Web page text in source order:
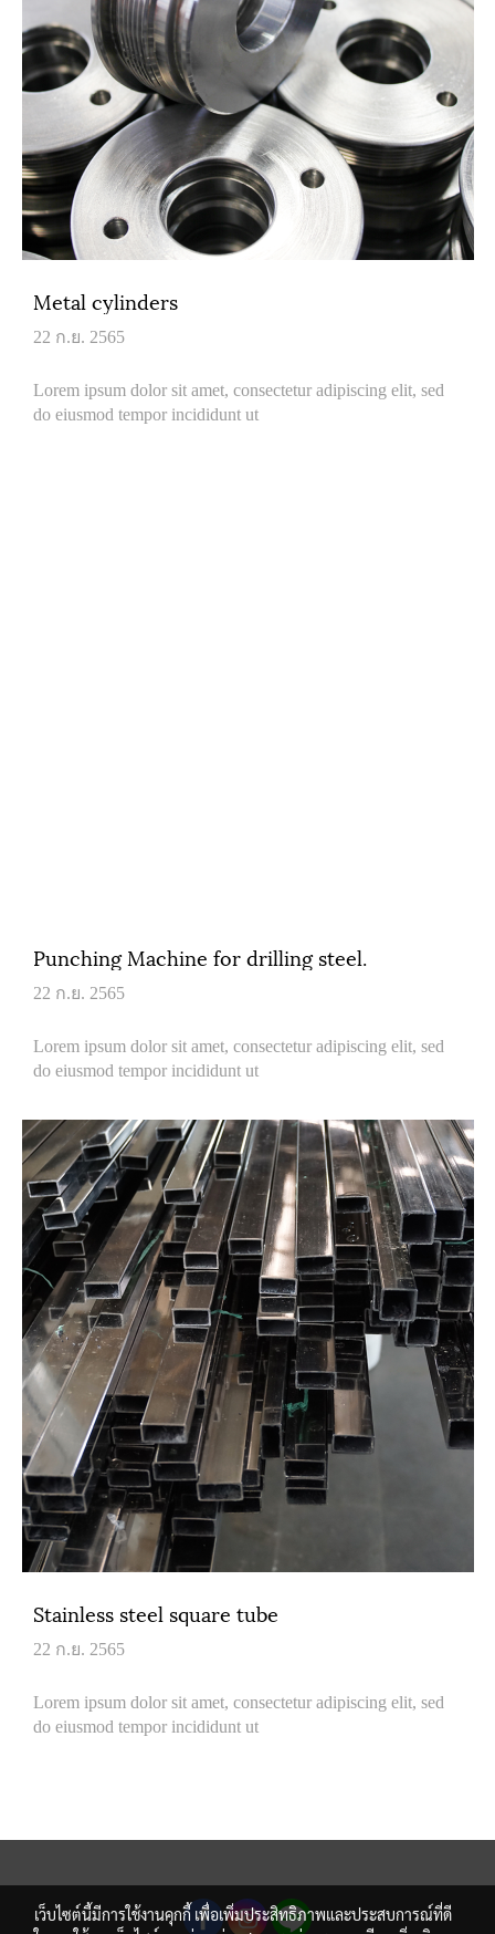
Metal cylinders
22 ก.ย. 2565
Lorem ipsum dolor sit amet, consectetur adipiscing elit, sed
do eiusmod tempor incididunt ut
Punching Machine for drilling steel.
22 ก.ย. 2565
Lorem ipsum dolor sit amet, consectetur adipiscing elit, sed
do eiusmod tempor incididunt ut
Stainless steel square tube
22 ก.ย. 2565
Lorem ipsum dolor sit amet, consectetur adipiscing elit, sed
do eiusmod tempor incididunt ut
เว็บไซต์นี้มีการใช้งานคุกกี้ เพื่อเพิ่มประสิทธิภาพและประสบการณ์ที่ดี